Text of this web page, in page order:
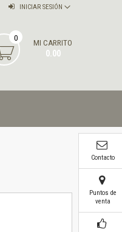
INICIAR SESIÓN
MI CARRITO
0.00
0
Contacto
Puntos de
venta